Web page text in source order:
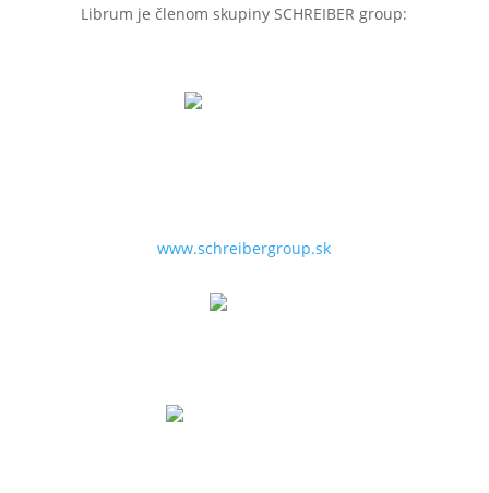
Librum je členom skupiny SCHREIBER group:
www.schreibergroup.sk